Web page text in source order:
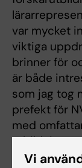
var mycket
viktiga
brinner för
är både
som jag tog
prefekt för
med
utbildning.
Vi